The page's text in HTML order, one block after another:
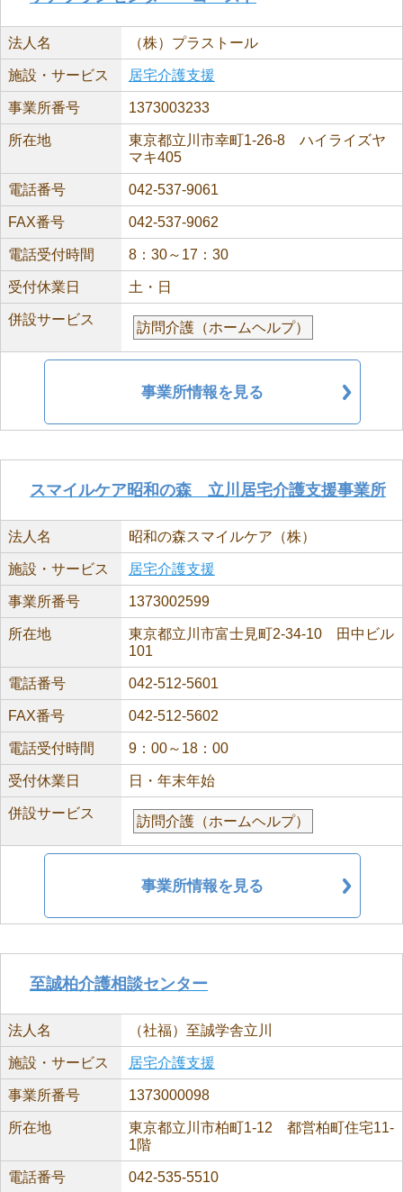
法人名 （株）プラストール
施設・サービス 居宅介護支援
事業所番号 1373003233
所在地
東京都立川市幸町1-26-8 ハイライズヤ
マキ405
電話番号 042-537-9061
FAX番号 042-537-9062
電話受付時間 8：30～17：30
受付休業日 土・日
併設サービス
訪問介護（ホームヘルプ）
事業所情報を見る
スマイルケア昭和の森 立川居宅介護支援事業所
法人名 昭和の森スマイルケア（株）
施設・サービス 居宅介護支援
事業所番号 1373002599
所在地
東京都立川市富士見町2-34-10 田中ビル
101
電話番号 042-512-5601
FAX番号 042-512-5602
電話受付時間 9：00～18：00
受付休業日 日・年末年始
併設サービス
訪問介護（ホームヘルプ）
事業所情報を見る
至誠柏介護相談センター
法人名 （社福）至誠学舎立川
施設・サービス 居宅介護支援
事業所番号 1373000098
所在地
東京都立川市柏町1-12 都営柏町住宅11-
1階
電話番号 042-535-5510